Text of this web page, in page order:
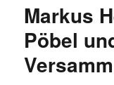
Markus
Pöbel